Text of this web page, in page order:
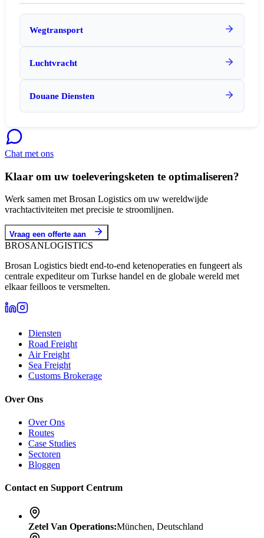
Wegtransport
Luchtvracht
Douane Diensten
Chat met ons
Klaar om uw toeleveringsketen te optimaliseren?
Werk samen met Brosan Logistics om uw wereldwijde
vrachtactiviteiten met precisie te stroomlijnen.
Vraag een offerte aan
BROSANLOGISTICS
Brosan Logistics biedt end-to-end ketenoperaties en fungeert als
centrale expediteur om Turkse handel en de globale wereld met
elkaar feilloos te versmelten.
Diensten
Road Freight
Air Freight
Sea Freight
Customs Brokerage
Over Ons
Over Ons
Routes
Case Studies
Sectoren
Bloggen
Contact en Support Centrum
Zetel Van Operations:München, Deutschland